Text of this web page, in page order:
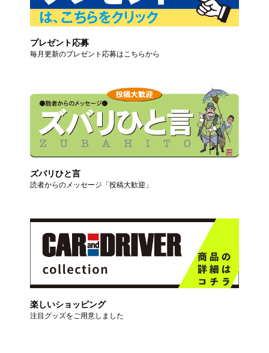
プレゼント応募
毎月更新のプレゼント応募はこちらから
ズバリひと言
読者からのメッセージ「投稿大歓迎」
楽しいショッピング
注目グッズをご用意しました